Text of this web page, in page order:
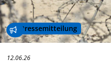
Pressemitteilung
12.06.26